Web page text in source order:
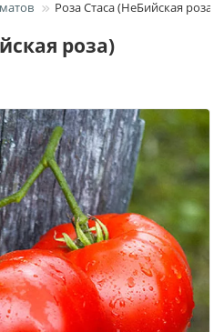
Роза Стаса (НеБийская роза)
роза)